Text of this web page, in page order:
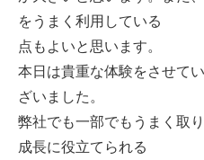
をうまく利用している
点もよいと思います。
本日は貴重な体験をさせて
ざいました。
弊社でも一部でもうまく取
成長に役立てられる